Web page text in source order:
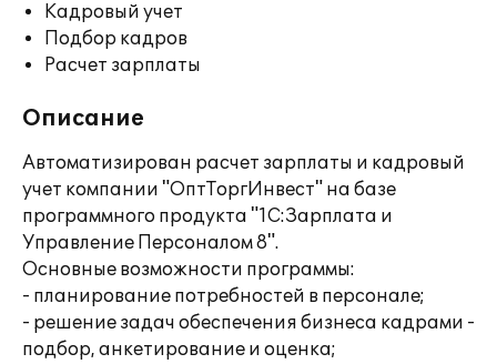
Кадровый учет
Подбор кадров
Расчет зарплаты
Описание
Автоматизирован расчет зарплаты и кадровый
учет компании "ОптТоргИнвест" на базе
программного продукта "1С:Зарплата и
Управление Персоналом 8".
Основные возможности программы:
- планирование потребностей в персонале;
- решение задач обеспечения бизнеса кадрами -
подбор, анкетирование и оценка;